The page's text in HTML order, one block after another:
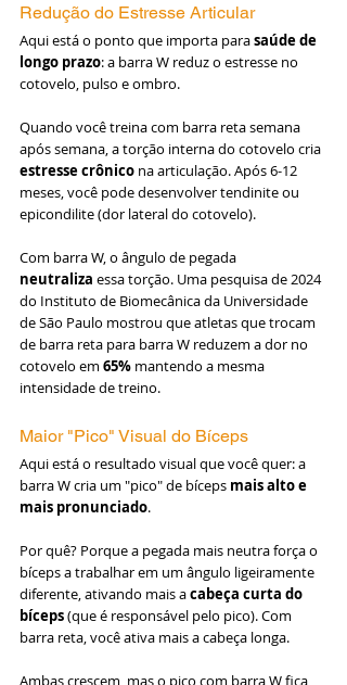
Redução do Estresse Articular
Aqui está o ponto que importa para saúde de
longo prazo: a barra W reduz o estresse no
cotovelo, pulso e ombro.
Quando você treina com barra reta semana
após semana, a torção interna do cotovelo cria
estresse crônico na articulação. Após 6-12
meses, você pode desenvolver tendinite ou
epicondilite (dor lateral do cotovelo).
Com barra W, o ângulo de pegada
neutraliza essa torção. Uma pesquisa de 2024
do Instituto de Biomecânica da Universidade
de São Paulo mostrou que atletas que trocam
de barra reta para barra W reduzem a dor no
cotovelo em 65% mantendo a mesma
intensidade de treino.
Maior "Pico" Visual do Bíceps
Aqui está o resultado visual que você quer: a
barra W cria um "pico" de bíceps mais alto e
mais pronunciado.
Por quê? Porque a pegada mais neutra força o
bíceps a trabalhar em um ângulo ligeiramente
diferente, ativando mais a cabeça curta do
bíceps (que é responsável pelo pico). Com
barra reta, você ativa mais a cabeça longa.
Ambas crescem, mas o pico com barra W fica